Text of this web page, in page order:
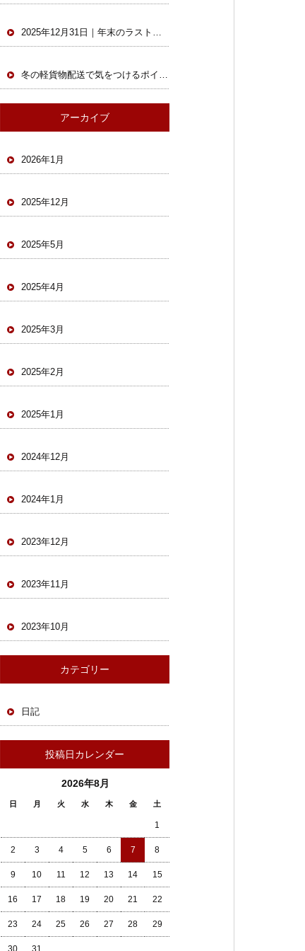
2025年12月31日｜年末のラストスパート！配送最終日も元気に稼働中
冬の軽貨物配送で気をつけるポイントとは？未経験ドライバーも安心の安全対策｜ ホック株式会社
アーカイブ
2026年1月
2025年12月
2025年5月
2025年4月
2025年3月
2025年2月
2025年1月
2024年12月
2024年1月
2023年12月
2023年11月
2023年10月
カテゴリー
日記
投稿日カレンダー
2026年8月
日 月 火 水 木 金 土
1
2 3 4 5 6 7 8
9 10 11 12 13 14 15
16 17 18 19 20 21 22
23 24 25 26 27 28 29
30 31